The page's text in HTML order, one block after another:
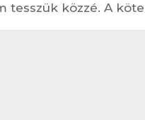
tesszük közzé. A